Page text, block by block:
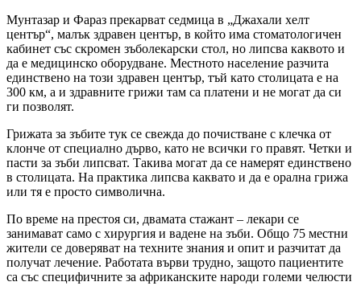
Мунтазар и Фараз прекарват седмица в „Джахали хелт
център“, малък здравен център, в който има стоматологичен
кабинет със скромен зъболекарски стол, но липсва каквото и
да е медицинско оборудване. Местното население разчита
единствено на този здравен център, тъй като столицата е на
300 км, а и здравните грижи там са платени и не могат да си
ги позволят.
Грижата за зъбите тук се свежда до почистване с клечка от
клонче от специално дърво, като не всички го правят. Четки и
пасти за зъби липсват. Такива могат да се намерят единствено
в столицата. На практика липсва каквато и да е орална грижа
или тя е просто символична.
По време на престоя си, двамата стажант – лекари се
занимават само с хирургия и вадене на зъби. Общо 75 местни
жители се доверяват на техните знания и опит и разчитат да
получат лечение. Работата върви трудно, защото пациентите
са със специфичните за африканските народи големи челюсти